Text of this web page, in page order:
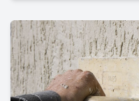
- síla plechu 0,4 mm
Lokalita:
- 582 53 Štoky